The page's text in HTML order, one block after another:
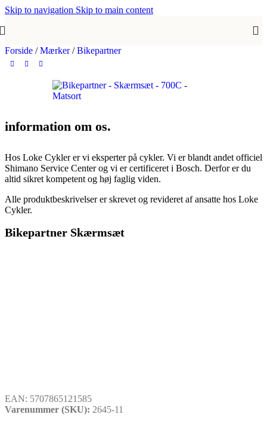
Skip to navigation Skip to main content
Forside / Mærker/ Bikepartner
information om os.
Hos Loke Cykler er vi eksperter på cykler. Vi er blandt andet officiel
Shimano Service Center og vi er certificeret i Bosch. Derfor er du
altid sikret kompetent og høj faglig viden.
Alle produktbeskrivelser er skrevet og revideret af ansatte hos Loke
Cykler.
Bikepartner Skærmsæt
EAN: 5707865121585
Varenummer (SKU): 2645-11